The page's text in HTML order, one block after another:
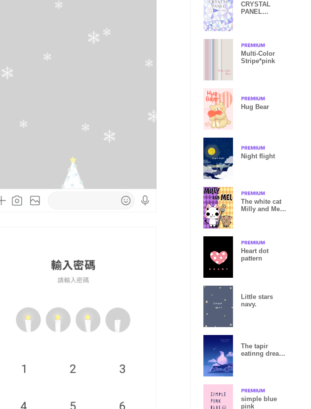
CRYSTAL
PANEL
Multi-Color
Stripe*pink
Hug Bear
Night flight
The white cat
Milly and Mel!!
Heart dot
pattern
Little stars
navy.
The tapir
eatinng dream
simple blue
pink